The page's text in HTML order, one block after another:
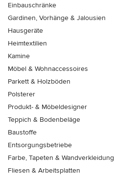
Einbauschränke
Gardinen, Vorhänge & Jalousien
Hausgeräte
Heimtextilien
Kamine
Möbel & Wohnaccessoires
Parkett & Holzböden
Polsterer
Produkt- & Möbeldesigner
Teppich & Bodenbeläge
Baustoffe
Entsorgungsbetriebe
Farbe, Tapeten & Wandverkleidung
Fliesen & Arbeitsplatten